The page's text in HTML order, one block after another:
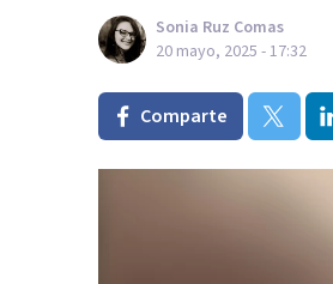
Sonia Ruz Comas
20 mayo, 2025 - 17:32
Comparte